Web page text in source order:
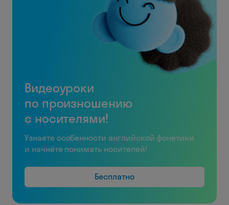
Видеоуроки
по произношению
с носителями!
Узнаете особенности английской фонетики
и начнёте понимать носителей!
Бесплатно